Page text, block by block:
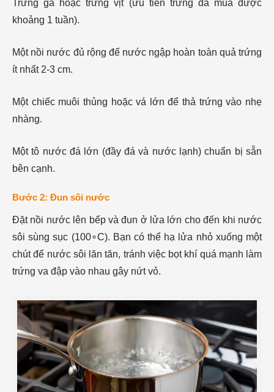
Trứng gà hoặc trứng vịt (ưu tiên trứng đã mua được
khoảng 1 tuần).
Một nồi nước đủ rộng để nước ngập hoàn toàn quả trứng
ít nhất 2-3 cm.
Một chiếc muôi thủng hoặc vá lớn để thả trứng vào nhẹ
nhàng.
Một tô nước đá lớn (đầy đá và nước lạnh) chuẩn bị sẵn
bên cạnh.
Bước 2: Đun sôi nước
Đặt nồi nước lên bếp và đun ở lửa lớn cho đến khi nước
sôi sùng sục (100∘C). Bạn có thể hạ lửa nhỏ xuống một
chút để nước sôi lăn tăn, tránh việc bọt khí quá mạnh làm
trứng va đập vào nhau gây nứt vỏ.